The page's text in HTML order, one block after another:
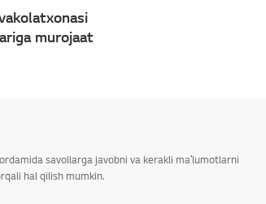
murojaat
savollarga javobni va kerakli maʼlumotlarni
hal qilish mumkin.